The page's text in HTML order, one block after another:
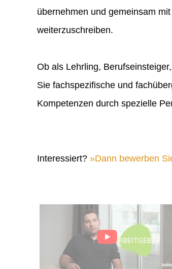
übernehmen und gemeinsam
weiterzuschreiben.
Ob als Lehrling,
Sie fachspezifische und
Kompetenzen durch spezielle
Interessiert? Dann bewerben